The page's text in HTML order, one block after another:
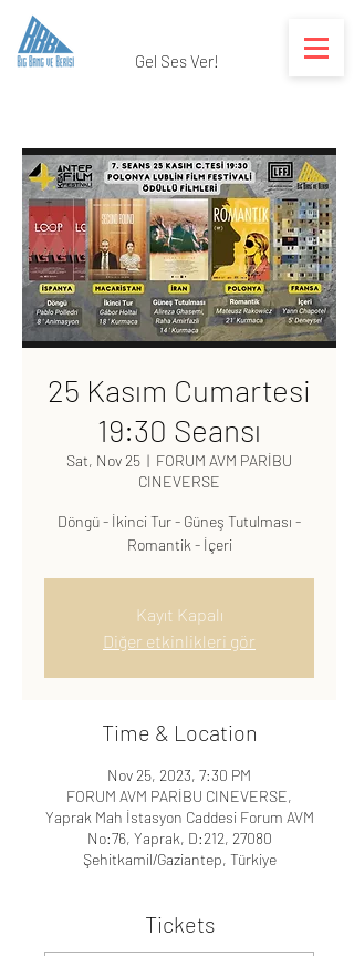
Gel Ses Ver!
25 Kasım Cumartesi
19:30 Seansı
Sat, Nov 25
  |
FORUM AVM PARİBU
CINEVERSE
Döngü - İkinci Tur - Güneş Tutulması -
Romantik - İçeri
Kayıt Kapalı
Diğer etkinlikleri gör
Time & Location
Nov 25, 2023, 7:30 PM
FORUM AVM PARİBU CINEVERSE,
Yaprak Mah İstasyon Caddesi Forum AVM
No:76, Yaprak, D:212, 27080
Şehitkamil/Gaziantep, Türkiye
Tickets